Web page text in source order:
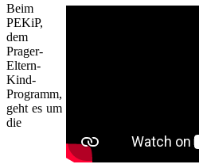
Beim
PEKiP,
dem
Prager-
Eltern-
Kind-
Programm,
geht es um
die